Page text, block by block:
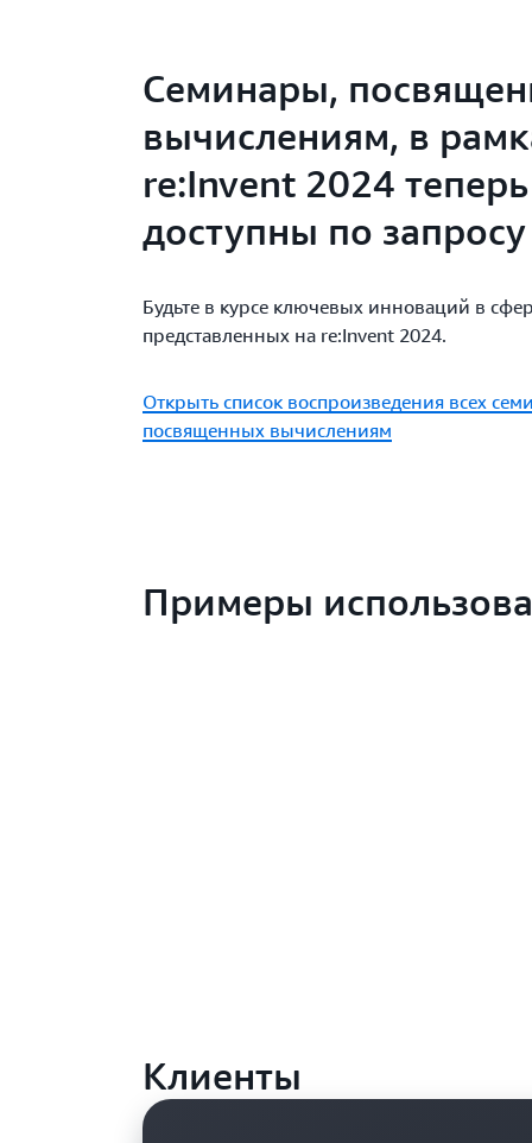
Семинары,
вычислениям, в
re:Invent 2024 теперь
доступны по запросу
Будьте в курсе ключевых инноваций в
представленных на re:Invent 2024.
Открыть список воспроизведения всех
посвященных вычислениям
Примеры
Клиенты